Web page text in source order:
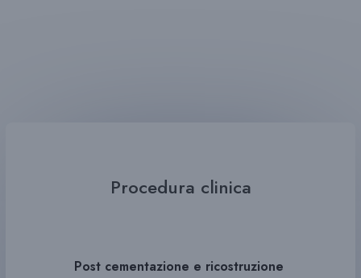
Procedura clinica
Post cementazione e ricostruzione